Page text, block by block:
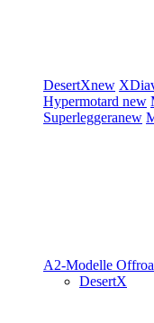
DesertXnew
Hypermotard new
Superleggeranew
A2-Modelle
DesertX